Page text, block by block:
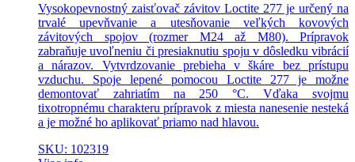
Vysokopevnostný zaisťovač závitov Loctite 277 je určený na
trvalé upevňvanie a utesňovanie veľkých kovových
závitových spojov (rozmer M24 až M80). Prípravok
zabraňuje uvoľneniu či presiaknutiu spoju v dôsledku vibrácií
a nárazov. Vytvrdzovanie prebieha v škáre bez prístupu
vzduchu. Spoje lepené pomocou Loctite 277 je možne
demontovať zahriatím na 250 °C. Vďaka svojmu
tixotropnému charakteru prípravok z miesta nanesenie nesteká
a je možné ho aplikovať priamo nad hlavou.
SKU: 102319